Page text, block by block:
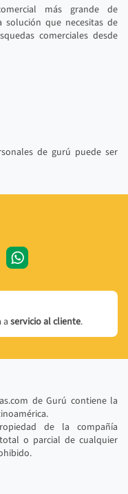
más grande de
solución que necesitas de
comerciales desde
de gurú puede ser
aservicio al cliente.
de Gurú contiene la
de la compañía
o parcial de cualquier